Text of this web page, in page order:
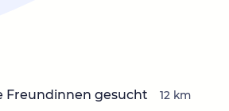
Freundinnen gesucht 12 km